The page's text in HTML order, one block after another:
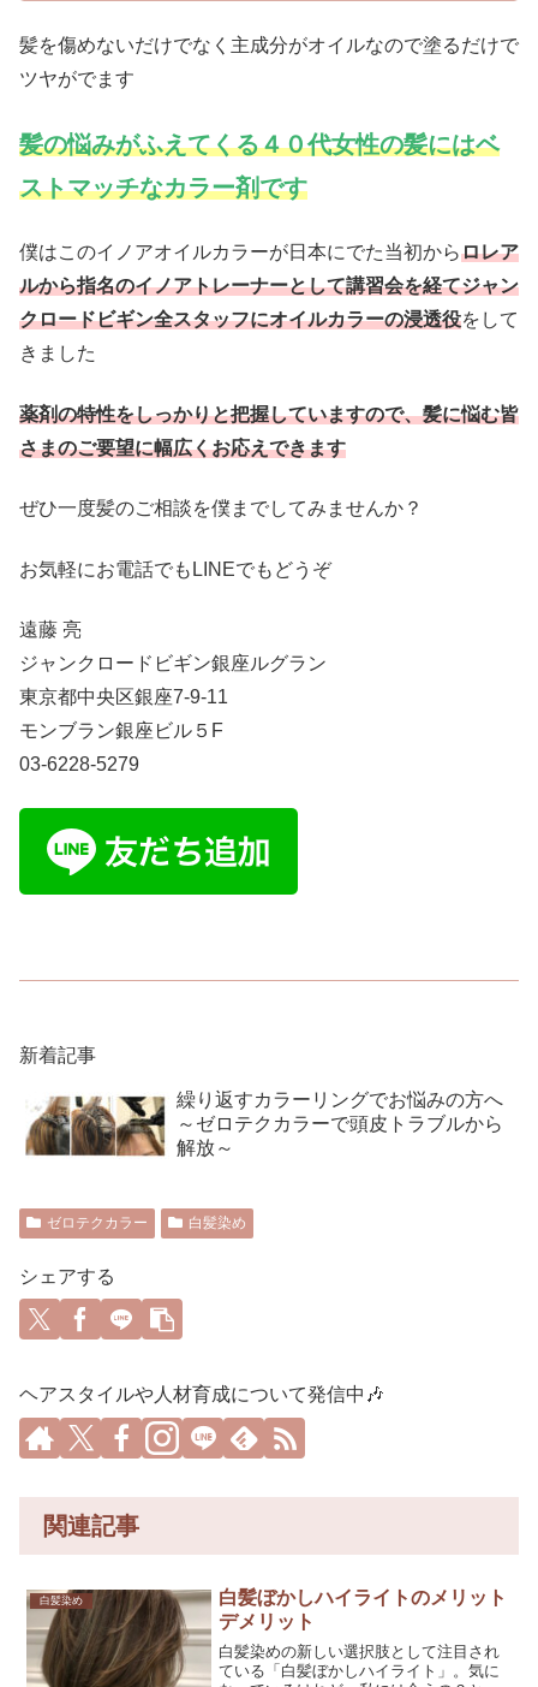
髪を傷めないだけでなく主成分がオイルなので塗るだけで
ツヤがでます
髪の悩みがふえてくる４０代女性の髪にはベ
ストマッチなカラー剤です
僕はこのイノアオイルカラーが日本にでた当初からロレア
ルから指名のイノアトレーナーとして講習会を経てジャン
クロードビギン全スタッフにオイルカラーの浸透役をして
きました
薬剤の特性をしっかりと把握していますので、髪に悩む皆
さまのご要望に幅広くお応えできます
ぜひ一度髪のご相談を僕までしてみませんか？
お気軽にお電話でもLINEでもどうぞ
遠藤 亮
ジャンクロードビギン銀座ルグラン
東京都中央区銀座7-9-11
モンブラン銀座ビル５F
03-6228-5279
新着記事
繰り返すカラーリングでお悩みの方へ
～ゼロテクカラーで頭皮トラブルから
解放～
ゼロテクカラー 白髪染め
シェアする
ヘアスタイルや人材育成について発信中🎶
関連記事
白髪染め
白髪ぼかしハイライトのメリット
デメリット
白髪染めの新しい選択肢として注目され
ている「白髪ぼかしハイライト」。気に